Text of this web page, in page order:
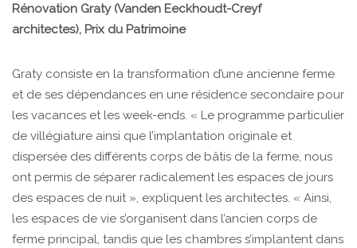
Rénovation Graty (Vanden Eeckhoudt-Creyf
architectes), Prix du Patrimoine
Graty consiste en la transformation d’une ancienne ferme
et de ses dépendances en une résidence secondaire pour
les vacances et les week-ends. « Le programme particulier
de villégiature ainsi que l’implantation originale et
dispersée des différents corps de bâtis de la ferme, nous
ont permis de séparer radicalement les espaces de jours
des espaces de nuit », expliquent les architectes. « Ainsi,
les espaces de vie s’organisent dans l’ancien corps de
ferme principal, tandis que les chambres s’implantent dans